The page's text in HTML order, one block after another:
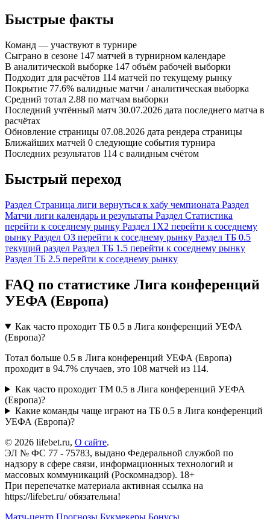
Быстрые факты
Команд — участвуют в турнире
Сыграно в сезоне 147 матчей в турнирном календаре
В аналитической выборке 147 объём рабочей выборки
Подходит для расчётов 114 матчей по текущему рынку
Покрытие 77.6% валидные матчи / аналитическая выборка
Средний тотал 2.88 по матчам выборки
Последний учтённый матч 30.07.2026 дата последнего матча в
расчётах
Обновление страницы 07.08.2026 дата рендера страницы
Ближайших матчей 0 следующие события турнира
Последних результатов 114 с валидным счётом
Быстрый переход
Раздел Страница лиги вернуться к хабу чемпионата Раздел
Матчи лиги календарь и результаты Раздел Статистика
перейти к соседнему рынку Раздел 1X2 перейти к соседнему
рынку Раздел ОЗ перейти к соседнему рынку Раздел ТБ 0.5
текущий раздел Раздел ТБ 1.5 перейти к соседнему рынку
Раздел ТБ 2.5 перейти к соседнему рынку
FAQ по статистике Лига конференций
УЕФА (Европа)
Как часто проходит ТБ 0.5 в Лига конференций УЕФА
(Европа)?
Тотал больше 0.5 в Лига конференций УЕФА (Европа)
проходит в 94.7% случаев, это 108 матчей из 114.
Как часто проходит ТМ 0.5 в Лига конференций УЕФА
(Европа)?
Какие команды чаще играют на ТБ 0.5 в Лига конференций
УЕФА (Европа)?
© 2026 lifebet.ru, О сайте.
ЭЛ № ФС 77 - 75783, выдано Федеральной службой по
надзору в сфере связи, информационных технологий и
массовых коммуникаций (Роскомнадзор). 18+
При перепечатке материала активная ссылка на
https://lifebet.ru/ обязательна!
Матч-центр Прогнозы Букмекеры Бонусы